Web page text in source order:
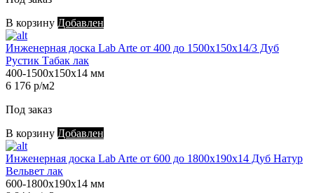
В корзину Добавлен
Инженерная доска Lab Arte от 400 до 1500х150х14/3 Дуб
Рустик Табак лак
400-1500х150х14 мм
6 176 р/м2
Под заказ
В корзину Добавлен
Инженерная доска Lab Arte от 600 до 1800х190х14 Дуб Натур
Вельвет лак
600-1800х190х14 мм